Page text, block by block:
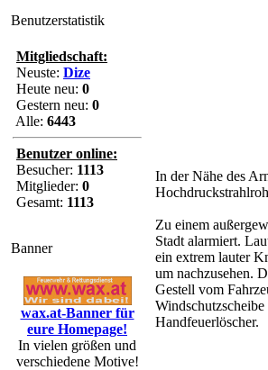
Benutzerstatistik
Mitgliedschaft:
Neuste: Dize
Heute neu: 0
Gestern neu: 0
Alle: 6443
Benutzer online:
Besucher: 1113
Mitglieder: 0
Gesamt: 1113
Banner
wax.at-Banner für
eure Homepage!
In vielen größen und
verschiedene Motive!
In der Nähe des
Zu einem
Stadt alarmiert.
ein extrem lauter
um nachzusehen.
Gestell vom
Handfeuerlöscher.